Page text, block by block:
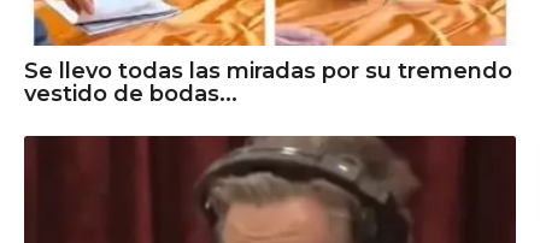
Se llevo todas las miradas por su tremendo
vestido de bodas...